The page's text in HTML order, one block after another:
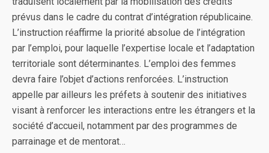
prévus dans le cadre du contrat d’intégration républicaine.
L’instruction réaffirme la priorité absolue de l’intégration
par l’emploi, pour laquelle l’expertise locale et l’adaptation
territoriale sont déterminantes. L’emploi des femmes
devra faire l’objet d’actions renforcées. L’instruction
appelle par ailleurs les préfets à soutenir des initiatives
visant à renforcer les interactions entre les étrangers et la
société d’accueil, notamment par des programmes de
parrainage et de mentorat…